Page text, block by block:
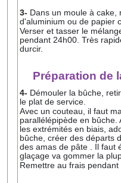
3- Dans un moule à cake,
d'aluminium ou de papier
Verser et tasser le
pendant 24h00. Très
durcir.
Préparation de
4- Démouler la bûche,
le plat de service.
Avec un couteau, il faut
parallélépipède en
les extrémités en biais,
bûche, créer des départs
des amas de pâte . Il faut
glaçage va gommer la
Remettre au frais pendant